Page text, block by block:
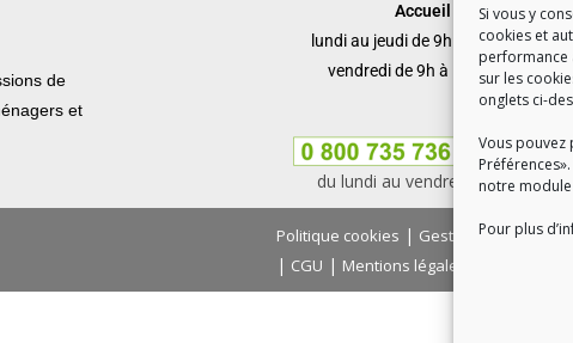
Si vous y
cookies et
performance
sur les
onglets ci-
Vous pouvez
notre
Pour plus
de
et
Accueil du public :
lundi au jeudi de 9h à 12h et de
vendredi de 9h à 12h et de 14h à
du lundi au vendredi, de 8h30 à
Politique cookies | Gestion des cookies
| CGU | Mentions légales